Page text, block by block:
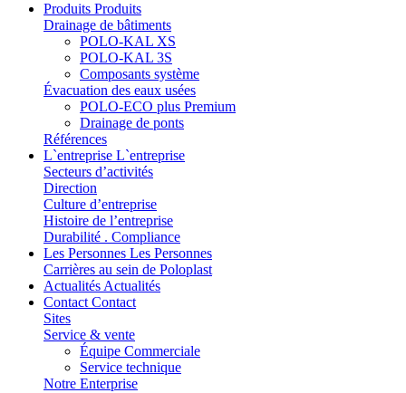
Produits Produits
Drainage de bâtiments
POLO-KAL XS
POLO-KAL 3S
Composants système
Évacuation des eaux usées
POLO-ECO plus Premium
Drainage de ponts
Références
L`entreprise L`entreprise
Secteurs d’activités
Direction
Culture d’entreprise
Histoire de l’entreprise
Durabilité . Compliance
Les Personnes Les Personnes
Carrières au sein de Poloplast
Actualités Actualités
Contact Contact
Sites
Service & vente
Équipe Commerciale
Service technique
Notre Enterprise